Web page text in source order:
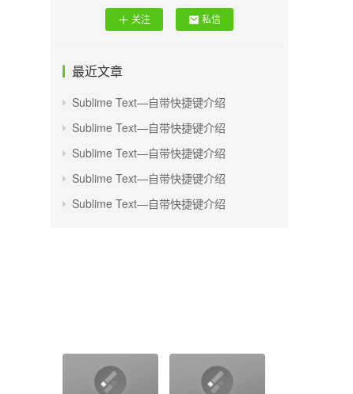
关注 私信
最近文章
Sublime Text—自带快捷键介绍
Sublime Text—自带快捷键介绍
Sublime Text—自带快捷键介绍
Sublime Text—自带快捷键介绍
Sublime Text—自带快捷键介绍